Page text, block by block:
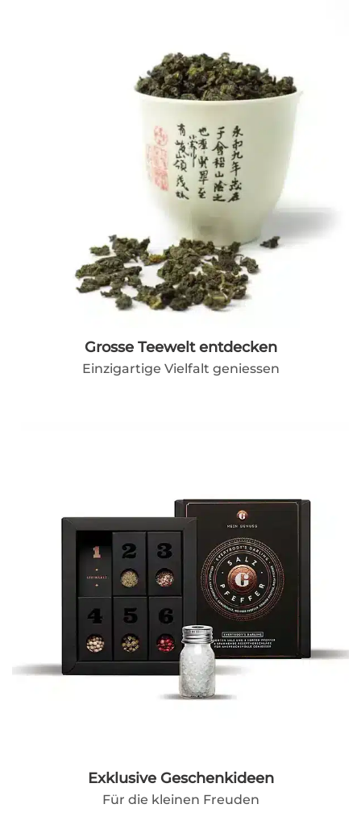
Grosse Teewelt entdecken
Einzigartige Vielfalt geniessen
Exklusive Geschenkideen
Für die kleinen Freuden